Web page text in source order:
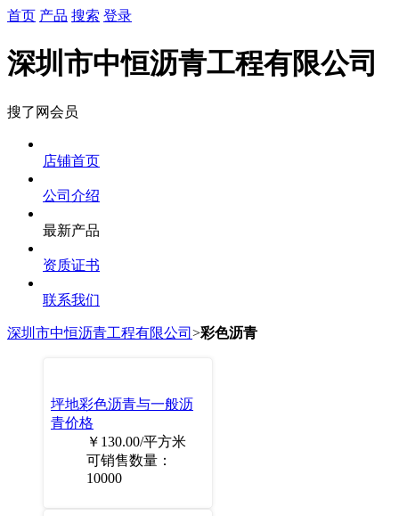
首页 产品 搜索 登录
深圳市中恒沥青工程有限公司
搜了网会员
店铺首页
公司介绍
最新产品
资质证书
联系我们
深圳市中恒沥青工程有限公司 >彩色沥青
坪地彩色沥青与一般沥
青价格
￥130.00/平方米
可销售数量：
10000